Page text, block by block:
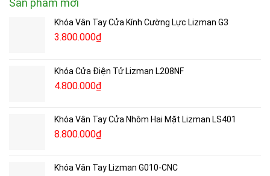
Sản phẩm mới
Khóa Vân Tay Cửa Kính Cường Lực Lizman G3
3.800.000₫
Khóa Cửa Điện Tử Lizman L208NF
4.800.000₫
Khóa Vân Tay Cửa Nhôm Hai Mặt Lizman LS401
8.800.000₫
Khóa Vân Tay Lizman G010-CNC